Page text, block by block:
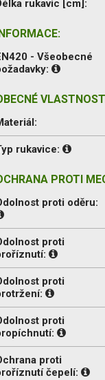
rukavic [cm]:
- Všeobecné
rukavice:
PROTI
proti oděru:
proti
proti
proti
proti
čepelí: